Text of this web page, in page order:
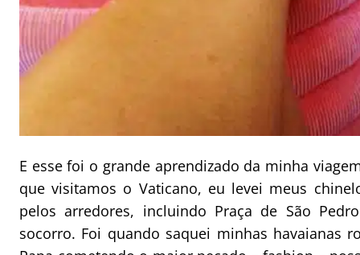
E esse foi o grande aprendizado da minha
que visitamos o Vaticano, eu levei meus
pelos arredores, incluindo Praça de São
socorro. Foi quando saquei minhas havaianas